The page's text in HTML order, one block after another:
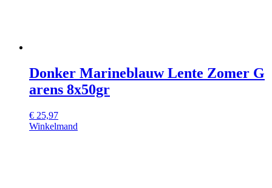
Donker Marineblauw Lente Zomer G
arens 8x50gr
€ 25,97
Winkelmand